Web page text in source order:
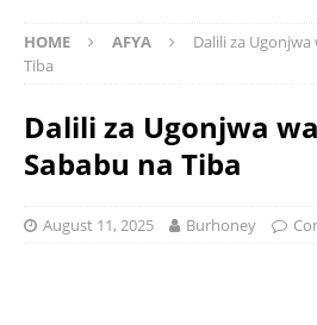
HOME AFYA
Dalili za
Tiba
Dalili za Ugonjwa
Sababu na Tiba
August 11, 2025 Burhoney